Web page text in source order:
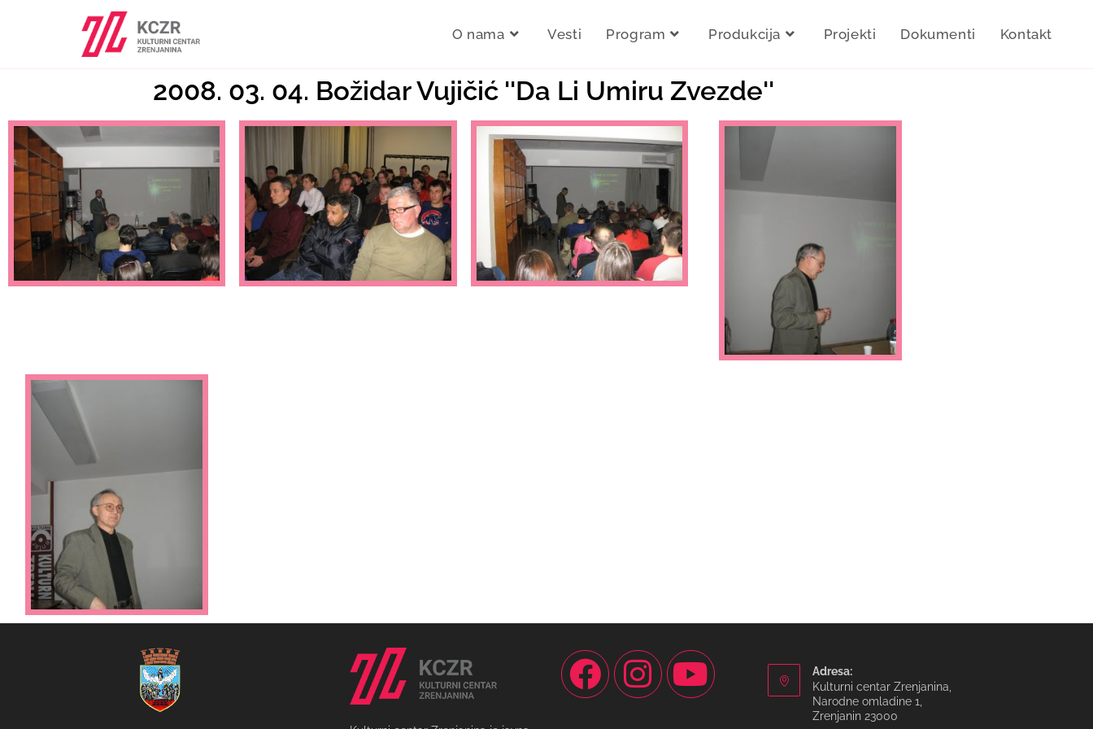
O nama Vesti Program Produkcija Projekti Dokumenti Kontakt
2008. 03. 04. Božidar Vujičić ''Da Li Umiru Zvezde''
Adresa:
Kulturni centar Zrenjanina,
Narodne omladine 1,
Zrenjanin 23000